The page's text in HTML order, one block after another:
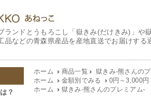
ランドとうもろこし「嶽きみ(だけきみ)」や
品などの青森県産品を産地直送でお届けする
ホーム 商品一覧 獄きみ-熊さんの
ホーム
金額別でみる
0円～3,000円
ホーム
獄きみ-熊さんのプレミアム-
？